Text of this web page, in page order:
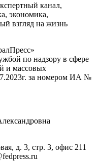
канал,
экономика,
взгляд на жизнь
по надзору в сфере
и массовых
за номером ИА №
д. 3, стр. 3, офис 211